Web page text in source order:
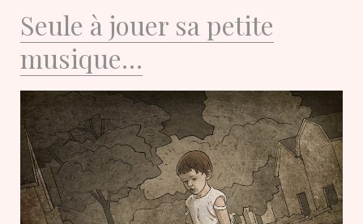
l’enfance
Seule à jouer sa petite
musique…